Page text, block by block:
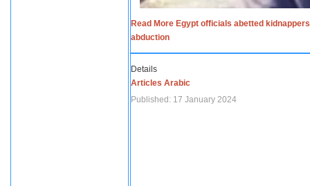
Read More Egypt officials abetted
abduction
Details
Articles Arabic
Published: 17 January 2024